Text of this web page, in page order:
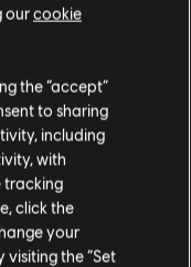
ourcookie
the “accept”
to sharing
including
with
tracking
click the
your
the “Set